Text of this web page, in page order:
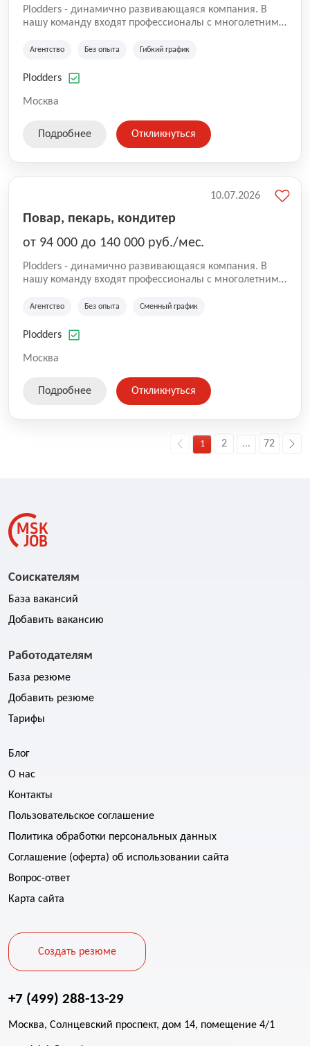
Plodders - динамично развивающаяся компания. В
нашу команду входят профессионалы с многолетним
на рынке аутсорсинга, а накопленный опыт позволяют
оказываемых услуг.
Агентство Без опыта Гибкий график
Plodders
Москва
Подробнее Откликнуться
Повар, пекарь, кондитер
от 94 000 до 140 000 руб./мес.
Plodders - динамично развивающаяся компания. В
нашу команду входят профессионалы с многолетним
на рынке аутсорсинга, а накопленный опыт позволяют
оказываемых услуг.
Агентство Без опыта Сменный график
Plodders
Москва
10.07.2026
Подробнее Откликнуться
1 2 ... 72
Соискателям
База вакансий
Добавить вакансию
Работодателям
База резюме
Добавить резюме
Тарифы
Блог
О нас
Контакты
Пользовательское соглашение
Политика обработки персональных данных
Соглашение (оферта) об использовании сайта
Вопрос-ответ
Карта сайта
Создать резюме
+7 (499) 288-13-29
Москва, Солнцевский проспект, дом 14, помещение 4/1